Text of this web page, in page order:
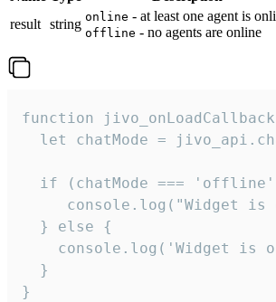
result string online - at least one agent is
offline - no agents are online
function
let chatMode =
if (chatMode ===
console.log("Widget is
  } else {
console.log('Widget is
  }
}